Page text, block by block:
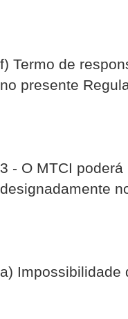
f) Termo de
no presente
3 - O MTCI
designadamente
a) Impossibilidade